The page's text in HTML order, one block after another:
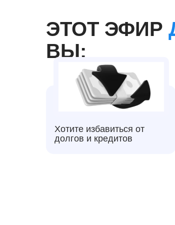
ЭТОТ ЭФИР
ВЫ:
Хотите избавиться от
долгов и кредитов